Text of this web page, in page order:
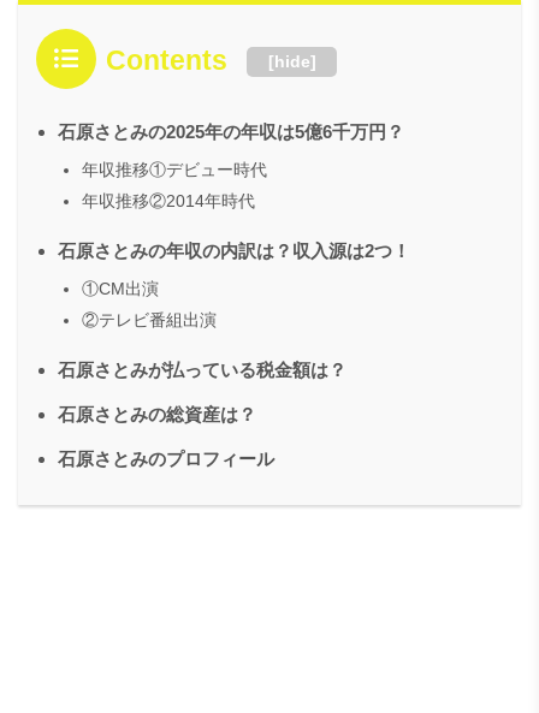
Contents [hide]
石原さとみの2025年の年収は5億6千万円？
年収推移①デビュー時代
年収推移②2014年時代
石原さとみの年収の内訳は？収入源は2つ！
①CM出演
②テレビ番組出演
石原さとみが払っている税金額は？
石原さとみの総資産は？
石原さとみのプロフィール